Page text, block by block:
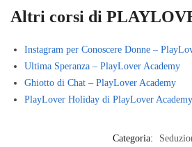
Altri corsi di
Instagram per Conoscere Donne –
Ultima Speranza – PlayLover Academy
Ghiotto di Chat – PlayLover Academy
PlayLover Holiday di PlayLover Academy
Categoria: